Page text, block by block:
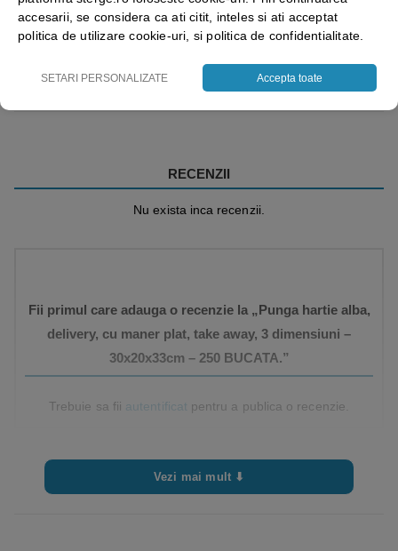
Vezi mai mult ⬇
RECENZII
Nu exista inca recenzii.
Fii primul care adauga o recenzie la „Punga hartie alba,
delivery, cu maner plat, take away, 3 dimensiuni –
30x20x33cm – 250 BUCATA.”
Trebuie sa fii autentificat pentru a publica o recenzie.
Vezi mai mult ⬇
accesarii, se considera ca ati citit, inteles si ati acceptat
politica de utilizare cookie-uri, si politica de confidentialitate.
SETARI PERSONALIZATE Accepta toate